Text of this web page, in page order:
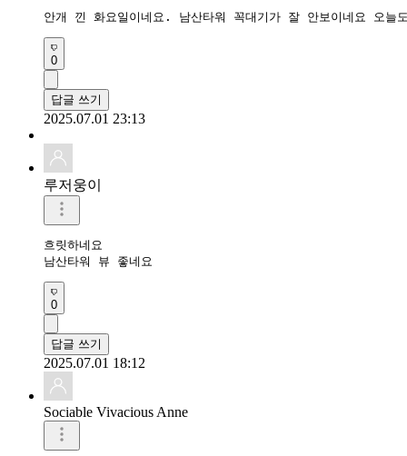
안개 낀 화요일이네요. 남산타워 꼭대기가 잘 안보이네요 오
0
답글 쓰기
2025.07.01 23:13
루저웅이
흐릿하네요
남산타워 뷰 좋네요
0
답글 쓰기
2025.07.01 18:12
Sociable Vivacious Anne